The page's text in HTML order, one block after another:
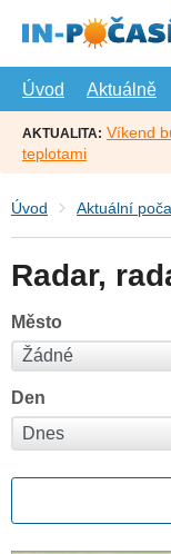
hlavní
Úvod
Aktuálně
AKTUALITA: Víkend
teplotami
Úvod Aktuální
Radar,
Město
Den